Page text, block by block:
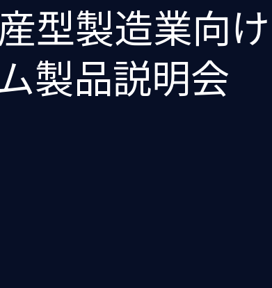
型製造業向
製品説明会